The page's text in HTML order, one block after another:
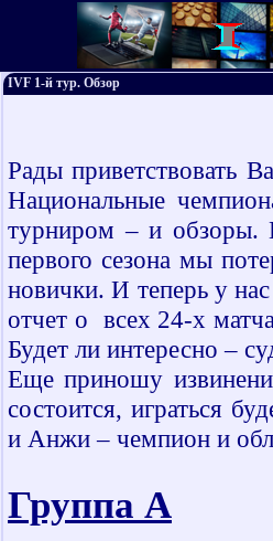
IVF 1-й тур. Обзор
Рады приветствовать
Национальные
турниром – и обзоры.
первого сезона мы
новички. И теперь у
отчет о всех 24-х
Будет ли интересно –
Еще приношу
состоится, играться
и Анжи – чемпион и
Группа А